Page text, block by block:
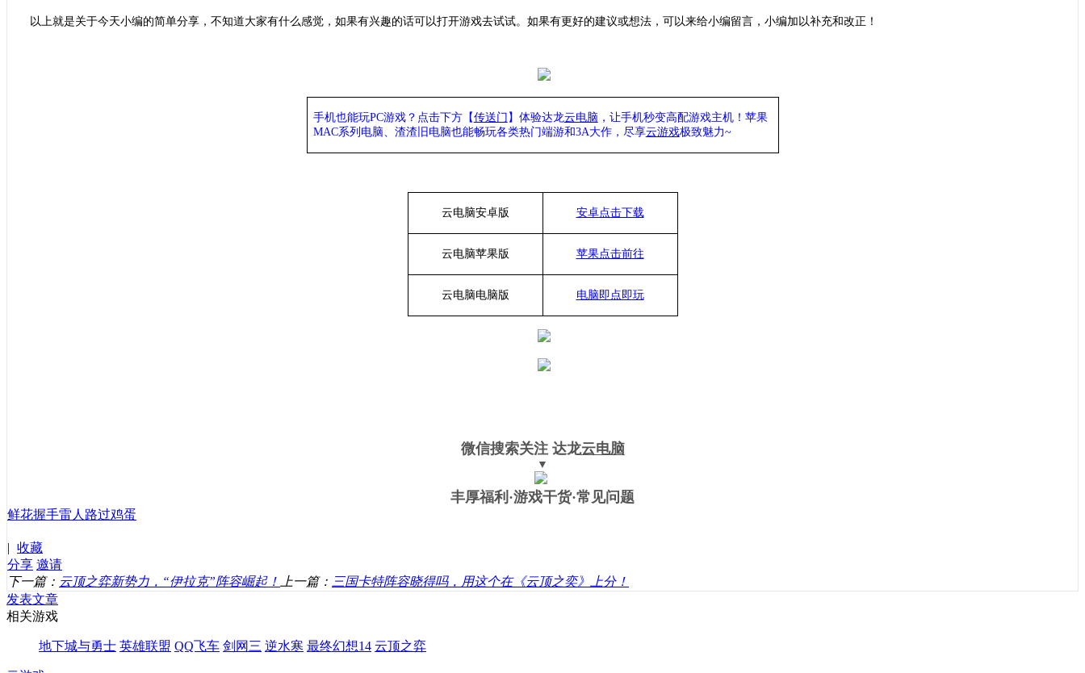
以上就是关于今天小编的简单分享，不知道大家有什么感觉，如果有兴趣的话可以打开游戏去试试。如果有更好的建议或想法，可以来给小编留言，小编加以补充和改正！
手机也能玩PC游戏？点击下方【传送门 】 体验达龙云电脑 ，让手机秒变高配游戏主机！苹果
MAC系列电脑、 渣渣旧电脑也能畅玩各类热门端游和3A大作， 尽享云游戏极致魅力~
云电脑安卓版 安卓点击下载
云电脑苹果版 苹果点击前往
云电脑电脑版 电脑即点即玩
微信搜索关注 达龙云电脑
▼
丰厚福利 ·游戏干货·常见问题
鲜花握手雷人 路过鸡蛋
| 收藏
分享 邀请
下一篇： 云顶之弈新势力，“伊拉克”阵容崛起！ 上一篇： 三国卡特阵容晓得吗，用这个在《云顶之奕》上分！
发表文章
相关游戏
地下城与勇士 英雄联盟 QQ飞车 剑网三 逆水寒 最终幻想14 云顶之弈